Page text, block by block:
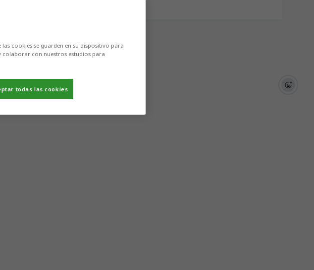
las cookies se guarden en su dispositivo para
con nuestros estudios para
todas las cookies